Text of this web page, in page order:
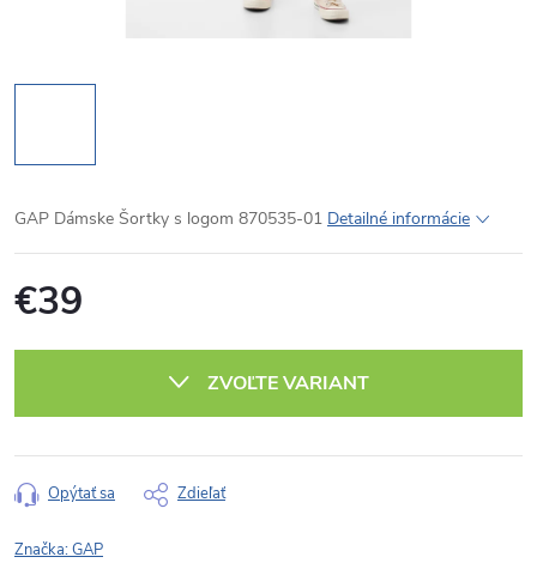
GAP Dámske Šortky s logom 870535-01 Detailné informácie
€39
ZVOĽTE VARIANT
Opýtať sa Zdieľať
Značka:GAP